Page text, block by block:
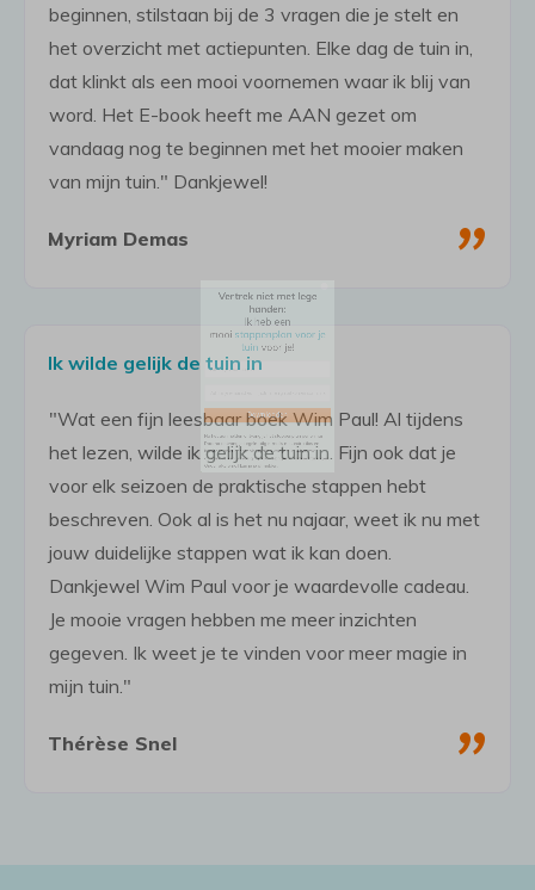
beginnen, stilstaan bij de 3 vragen die je stelt en
het overzicht met actiepunten. Elke dag de tuin in,
dat klinkt als een mooi voornemen waar ik blij van
word. Het E-book heeft me AAN gezet om
vandaag nog te beginnen met het mooier maken
van mijn tuin." Dankjewel!
Myriam Demas "
Ik wilde gelijk de tuin in
"Wat een fijn leesbaar boek Wim Paul! Al tijdens
het lezen, wilde ik gelijk de tuin in. Fijn ook dat je
voor elk seizoen de praktische stappen hebt
beschreven. Ook al is het nu najaar, weet ik nu met
jouw duidelijke stappen wat ik kan doen.
Dankjewel Wim Paul voor je waardevolle cadeau.
Je mooie vragen hebben me meer inzichten
gegeven. Ik weet je te vinden voor meer magie in
mijn tuin."
Thérèse Snel "
Vertrek niet met lege
handen:
Ik heb een
Downloaden
Daarna ontvang je regelmatig e-mails met extra tips en
inspiratie over het mooier maken van je tuin. Af en toe
ontvang je een uitnodiging voor lezingen of online trainingen.